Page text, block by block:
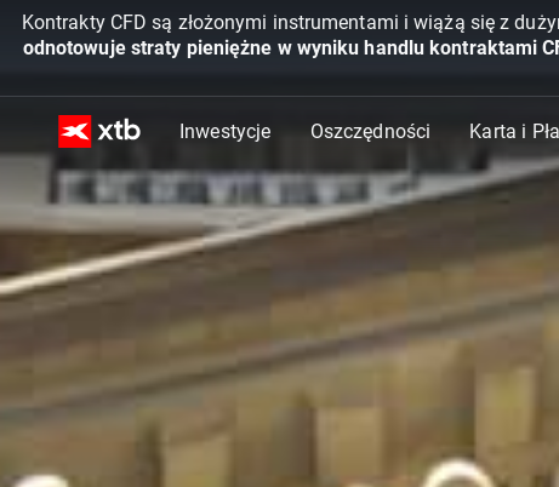
Kontrakty CFD są złożonymi instrumentami i wiążą się z
odnotowuje straty pieniężne w wyniku handlu kontraktami
Inwestycje Oszczędności Karta i